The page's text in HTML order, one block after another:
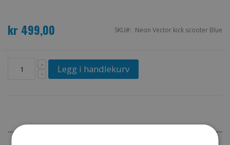
kr 499,00 SKU Neon Vector kick scooter Blue
Legg i handlekurv